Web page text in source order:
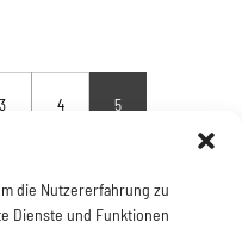
die Nutzererfahrung zu
Dienste und Funktionen
3 4 5